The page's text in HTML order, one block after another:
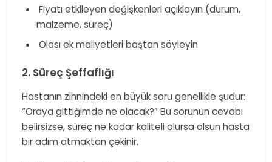
​ Fiyatı etkileyen değişkenleri açıklayın (durum,
malzeme, süreç)
​ Olası ek maliyetleri baştan söyleyin
2. Süreç Şeffaflığı
Hastanın zihnindeki en büyük soru genellikle şudur:
“Oraya gittiğimde ne olacak?” Bu sorunun cevabı
belirsizse, süreç ne kadar kaliteli olursa olsun hasta
bir adım atmaktan çekinir.